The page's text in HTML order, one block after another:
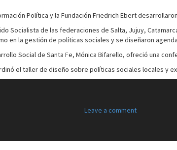
Política y la Fundación Friedrich Ebert
Socialista de las federaciones de Salta, Jujuy,
en la gestión de políticas sociales y se diseñaron
Social de Santa Fe, Mónica Bifarello, ofreció una
el taller de diseño sobre políticas sociales locales y
Leave a comment